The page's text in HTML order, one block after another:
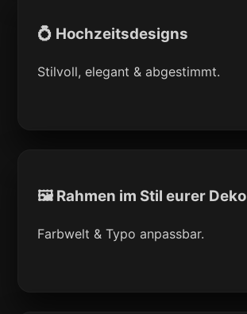
💍 Hochzeitsdesigns
Stilvoll, elegant & abgestimmt.
🖼 Rahmen im Stil eurer Deko
Farbwelt & Typo anpassbar.